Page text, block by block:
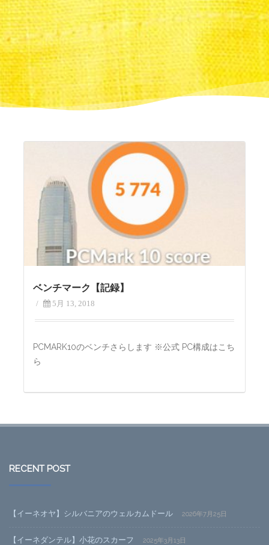
ベンチマーク【記録】
/ 5月 13, 2018
PCMARK10のベンチさらします ※公式 PC構成はこち
ら
RECENT POST
【イーネオヤ】シルバニアのウェルカムドール 2026年7月25日
【イーネダンテル】小花のスカーフ 2025年3月13日